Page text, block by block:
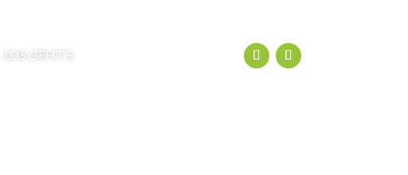
LOS GEHT’S